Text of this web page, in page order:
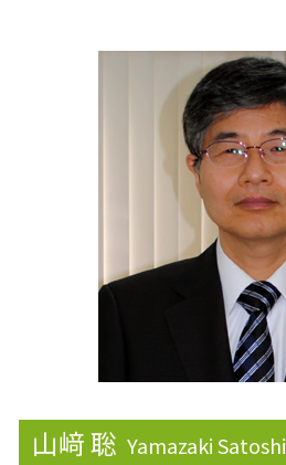
相続税 配偶者控除
確定申告書
銀行融資 必要書類
税務調査 個人 通帳
株式消却
ライフプランニング
山﨑 聡 Yamazaki Satoshi